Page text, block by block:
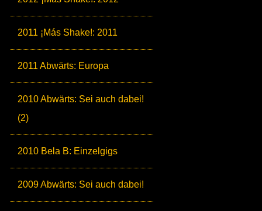
2011 ¡Más Shake!: 2011
2011 Abwärts: Europa
2010 Abwärts: Sei auch dabei!
(2)
2010 Bela B: Einzelgigs
2009 Abwärts: Sei auch dabei!